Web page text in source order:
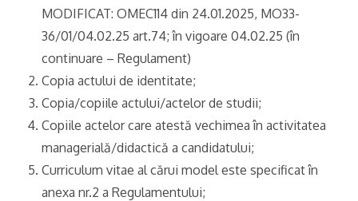
MODIFICAT: OMEC114 din 24.01.2025, MO33-
36/01/04.02.25 art.74; în vigoare 04.02.25 (în
continuare – Regulament)
Copia actului de identitate;
Copia/copiile actului/actelor de studii;
Copiile actelor care atestă vechimea în activitatea
managerială/didactică a candidatului;
Curriculum vitae al cărui model este specificat în
anexa nr.2 a Regulamentului;